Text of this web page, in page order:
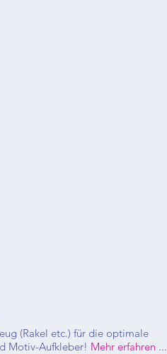
(Rakel etc.) für die optimale
Motiv-Aufkleber! Mehr erfahren ...